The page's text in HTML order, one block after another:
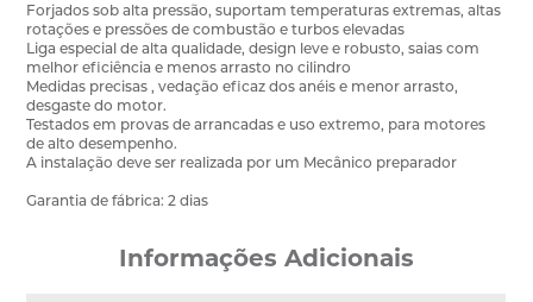
Forjados sob alta pressão, suportam temperaturas extremas, altas
rotações e pressões de combustão e turbos elevadas
Liga especial de alta qualidade, design leve e robusto, saias com
melhor eficiência e menos arrasto no cilindro
Medidas precisas , vedação eficaz dos anéis e menor arrasto,
desgaste do motor.
Testados em provas de arrancadas e uso extremo, para motores
de alto desempenho.
A instalação deve ser realizada por um Mecânico preparador
Garantia de fábrica: 2 dias
Informações Adicionais